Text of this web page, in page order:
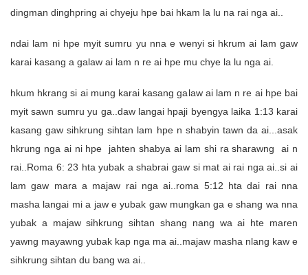
dingman dinghpring ai chyeju hpe bai hkam la lu na rai nga ai..
ndai lam ni hpe myit sumru yu nna e wenyi si hkrum ai lam gaw
karai kasang a galaw ai lam n re ai hpe mu chye la lu nga ai.
hkum hkrang si ai mung karai kasang galaw ai lam n re ai hpe bai
myit sawn sumru yu ga..daw langai hpaji byengya laika 1:13 karai
kasang gaw sihkrung sihtan lam hpe n shabyin tawn da ai...asak
hkrung nga ai ni hpe jahten shabya ai lam shi ra sharawng ai n
rai..Roma 6: 23 hta yubak a shabrai gaw si mat ai rai nga ai..si ai
lam gaw mara a majaw rai nga ai..roma 5:12 hta dai rai nna
masha langai mi a jaw e yubak gaw mungkan ga e shang wa nna
yubak a majaw sihkrung sihtan shang nang wa ai hte maren
yawng mayawng yubak kap nga ma ai..majaw masha nlang kaw e
sihkrung sihtan du bang wa ai..